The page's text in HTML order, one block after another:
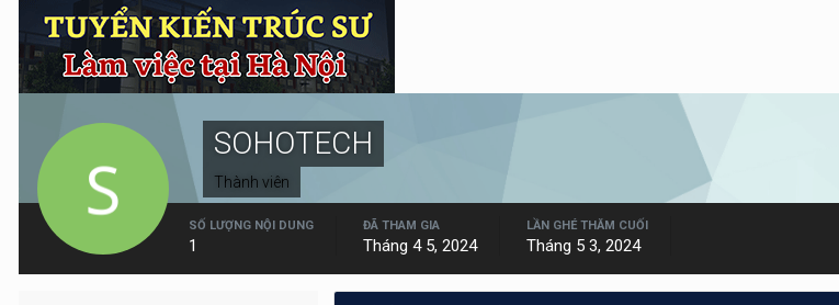
SOHOTECH
Thành viên
SỐ LƯỢNG NỘI DUNG
1
ĐÃ THAM GIA
Tháng 4 5, 2024
LẦN GHÉ THĂM CUỐI
Tháng 5 3, 2024